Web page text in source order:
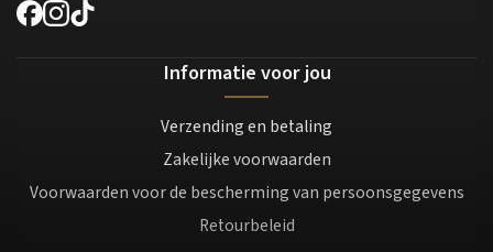
Informatie voor jou
Verzending en betaling
Zakelijke voorwaarden
Voorwaarden voor de bescherming van persoonsgegevens
Retourbeleid